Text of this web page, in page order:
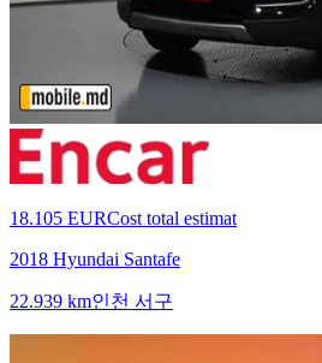
18.105 EURCost total estimat
2018 Hyundai Santafe
22.939 km인천 서구